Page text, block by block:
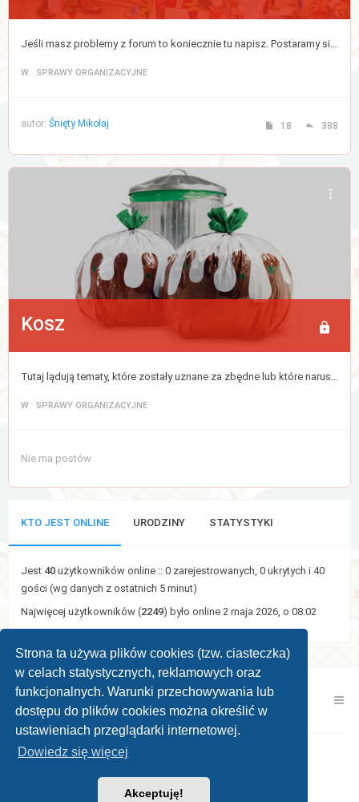
Strona ta używa plików cookies (tzw. ciasteczka)
w celach statystycznych, reklamowych oraz
funkcjonalnych. Warunki przechowywania lub
dostępu do plików cookies można określić w
ustawieniach przeglądarki internetowej.
Dowiedz się więcej
Akceptuję!
Jeśli masz problemy z forum to koniecznie tu napisz. Postaramy się jak najszybciej ten kłopot zlikwidować.
W: SPRAWY ORGANIZACYJNE
autor: Śnięty Mikołaj 18 388
Kosz
Tutaj lądują tematy, które zostały uznane za zbędne lub które naruszyły regulamin forum. Cokolwiek tutaj trafi zostanie usunięte po 30 dniach.
W: SPRAWY ORGANIZACYJNE
Nie ma postów
KTO JEST ONLINE URODZINY STATYSTYKI
Jest 40 użytkowników online :: 0 zarejestrowanych, 0 ukrytych i 40
gości (wg danych z ostatnich 5 minut)
Najwięcej użytkowników (2249) było online 2 maja 2026, o 08:02
Kontakt z nami Zespół administracyjny